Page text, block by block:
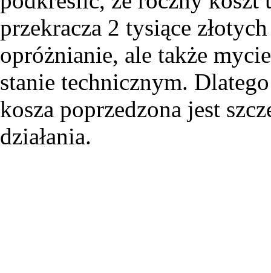
przekracza 2 tysiące
opróżnianie, ale także
stanie technicznym.
kosza poprzedzona jest
działania.